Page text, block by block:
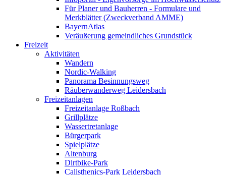
Für Planer und Bauherren - Formulare und
Merkblätter (Zweckverband AMME)
BayernAtlas
Veräußerung gemeindliches Grundstück
Freizeit
Aktivitäten
Wandern
Nordic-Walking
Panorama Besinnungsweg
Räuberwanderweg Leidersbach
Freizeitanlagen
Freizeitanlage Roßbach
Grillplätze
Wassertretanlage
Bürgerpark
Spielplätze
Altenburg
Dirtbike-Park
Calisthenics-Park Leidersbach